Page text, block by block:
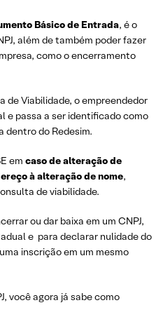
Básico de Entrada, é o
além de também poder fazer
como o encerramento
de Viabilidade, o empreendedor
e passa a ser identificado como
dentro do Redesim.
em caso de alteração de
à alteração de nome,
de viabilidade.
ou dar baixa em um CNPJ,
e para declarar nulidade do
inscrição em um mesmo
você agora já sabe como